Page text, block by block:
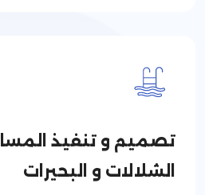
تصميم و تنفيذ
الشلالات و البحيرات